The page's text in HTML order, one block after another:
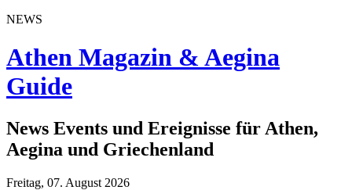
NEWS
Athen Magazin & Aegina
Guide
News Events und Ereignisse für Athen,
Aegina und Griechenland
Freitag, 07. August 2026